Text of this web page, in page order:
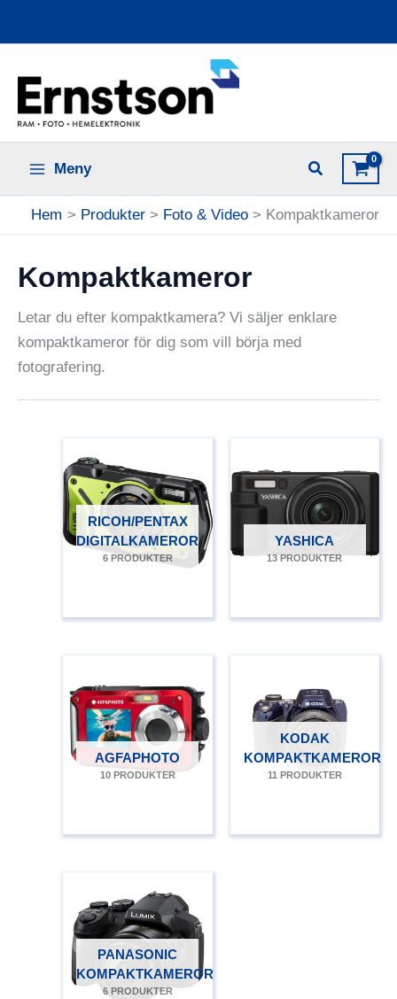
Meny
Hem Produkter Foto & Video Kompaktkameror
Kompaktkameror
Letar du efter kompaktkamera? Vi säljer enklare
kompaktkameror för dig som vill börja med
fotografering.
RICOH/PENTAX
DIGITALKAMEROR
6 PRODUKTER
YASHICA
13 PRODUKTER
AGFAPHOTO
10 PRODUKTER
KODAK
KOMPAKTKAMEROR
11 PRODUKTER
PANASONIC
KOMPAKTKAMEROR
6 PRODUKTER